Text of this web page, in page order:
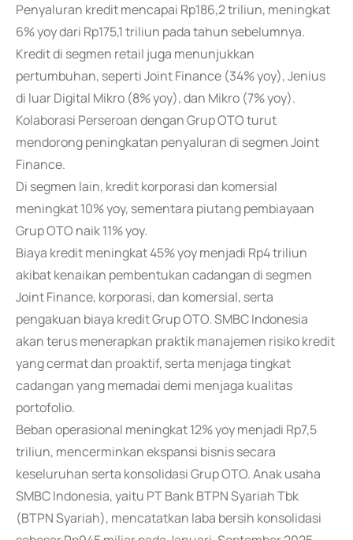
Penyaluran kredit mencapai Rp186,2 triliun, meningkat
6% yoy dari Rp175,1 triliun pada tahun sebelumnya.
Kredit di segmen retail juga menunjukkan
pertumbuhan, seperti Joint Finance (34% yoy), Jenius
di luar Digital Mikro (8% yoy), dan Mikro (7% yoy).
Kolaborasi Perseroan dengan Grup OTO turut
mendorong peningkatan penyaluran di segmen Joint
Finance.
Di segmen lain, kredit korporasi dan komersial
meningkat 10% yoy, sementara piutang pembiayaan
Grup OTO naik 11% yoy.
Biaya kredit meningkat 45% yoy menjadi Rp4 triliun
akibat kenaikan pembentukan cadangan di segmen
Joint Finance, korporasi, dan komersial, serta
pengakuan biaya kredit Grup OTO. SMBC Indonesia
akan terus menerapkan praktik manajemen risiko kredit
yang cermat dan proaktif, serta menjaga tingkat
cadangan yang memadai demi menjaga kualitas
portofolio.
Beban operasional meningkat 12% yoy menjadi Rp7,5
triliun, mencerminkan ekspansi bisnis secara
keseluruhan serta konsolidasi Grup OTO. Anak usaha
SMBC Indonesia, yaitu PT Bank BTPN Syariah Tbk
(BTPN Syariah), mencatatkan laba bersih konsolidasi